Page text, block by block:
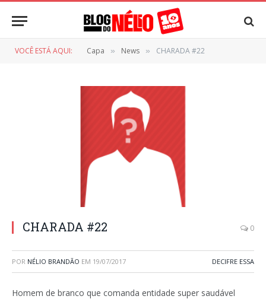
VOCÊ ESTÁ AQUI: Capa » News » CHARADA #22
CHARADA #22 0
POR NÉLIO BRANDÃO EM 19/07/2017 DECIFRE ESSA
Homem de branco que comanda entidade super saudável